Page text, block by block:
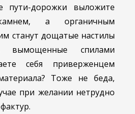
пути-дорожки выложите
а органичным
станут дощатые настилы
вымощенные спилами
себя приверженцем
Тоже не беда,
при желании нетрудно